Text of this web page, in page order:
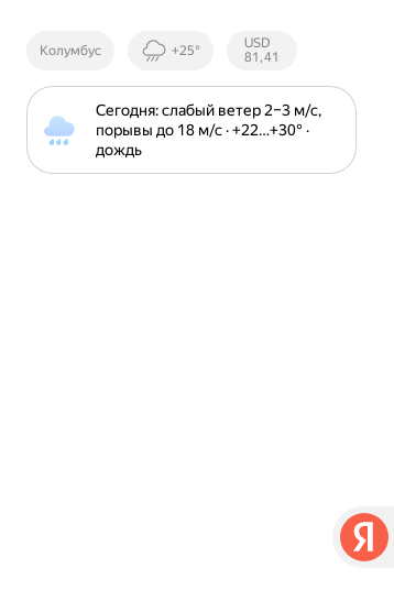
Колумбус +25°
Курсы ЦБ
РФ
USD
81,41
Сегодня: слабый ветер 2⁠–⁠3 м⁠/⁠с,
порывы до 18 м⁠/⁠с · +22⁠…⁠+30⁠° ·
дождь